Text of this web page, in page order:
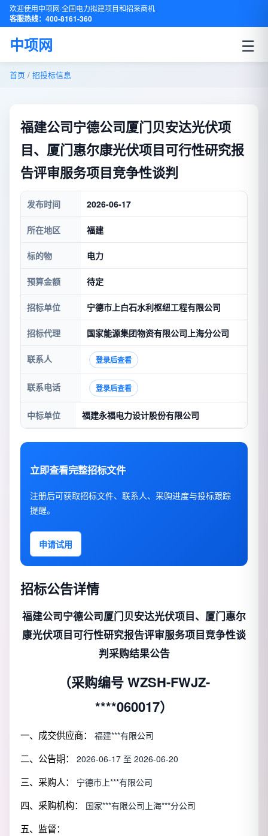
欢迎使用中项网·全国电力拟建项目和招采商机
客服热线：400-8161-360
中项网 ☰
首页 / 招投标信息
福建公司宁德公司厦门贝安达光伏项
目、厦门惠尔康光伏项目可行性研究报
告评审服务项目竞争性谈判
发布时间 2026-06-17
所在地区 福建
标的物 电力
预算金额 待定
招标单位 宁德市上白石水利枢纽工程有限公司
招标代理 国家能源集团物资有限公司上海分公司
联系人 登录后查看
联系电话 登录后查看
中标单位 福建永福电力设计股份有限公司
立即查看完整招标文件
注册后可获取招标文件、联系人、采购进度与投标跟踪
提醒。
申请试用
招标公告详情
福建公司宁德公司厦门贝安达光伏项目、厦门惠尔
康光伏项目可行性研究报告评审服务项目竞争性谈
判采购结果公告
（采购编号 WZSH-FWJZ-
****060017）
一、成交供应商： 福建***有限公司
二、公告期： 2026-06-17 至 2026-06-20
三、采购人： 宁德市上***有限公司
四、采购机构： 国家***有限公司上海***分公司
五、监督：